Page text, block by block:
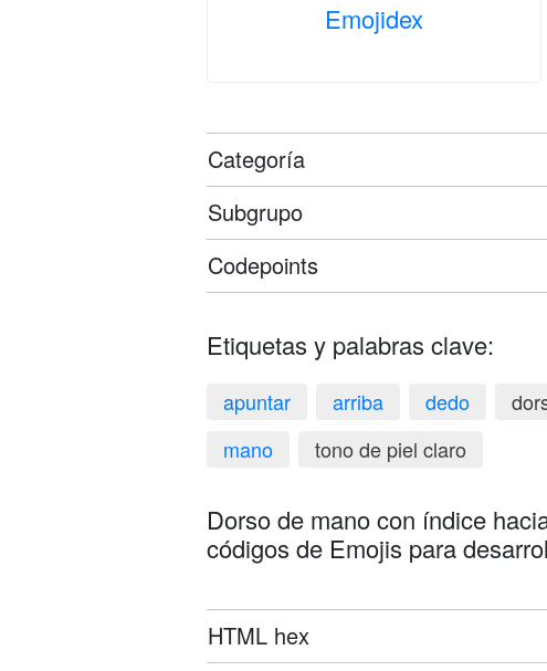
Emojidex
Categoría
Subgrupo
Codepoints
Etiquetas y palabras clave:
apuntar arriba dedo
mano
tono de piel claro
Dorso de mano con índice
códigos de Emojis para
HTML hex